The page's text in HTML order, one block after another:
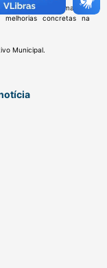
refletem demandas
melhorias concretas na
Municipal.